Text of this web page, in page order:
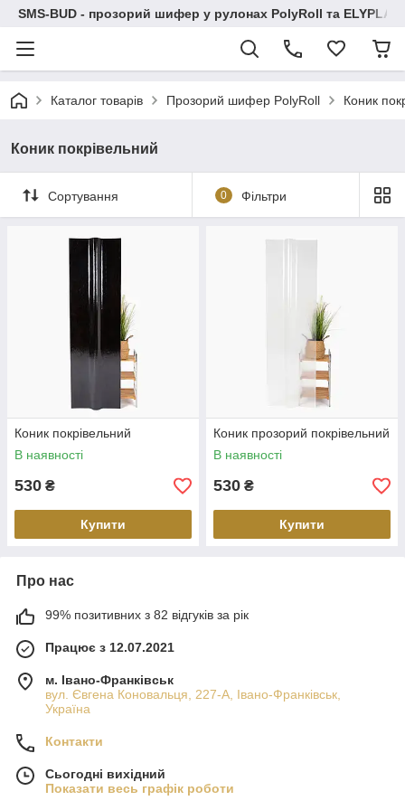
SMS-BUD - прозорий шифер у рулонах PolyRoll та
Каталог товарів Прозорий шифер PolyRoll Коник
Коник покрівельний
Сортування 0 Фільтри
Коник покрівельний
В наявності
530 ₴
Купити
Коник прозорий покрівельний
В наявності
530 ₴
Купити
Про нас
99% позитивних з 82 відгуків за рік
Працює з 12.07.2021
м. Івано-Франківськ
вул. Євгена Коновальця, 227-А, Івано-Франківськ,
Україна
Контакти
Сьогодні вихідний
Показати весь графік роботи